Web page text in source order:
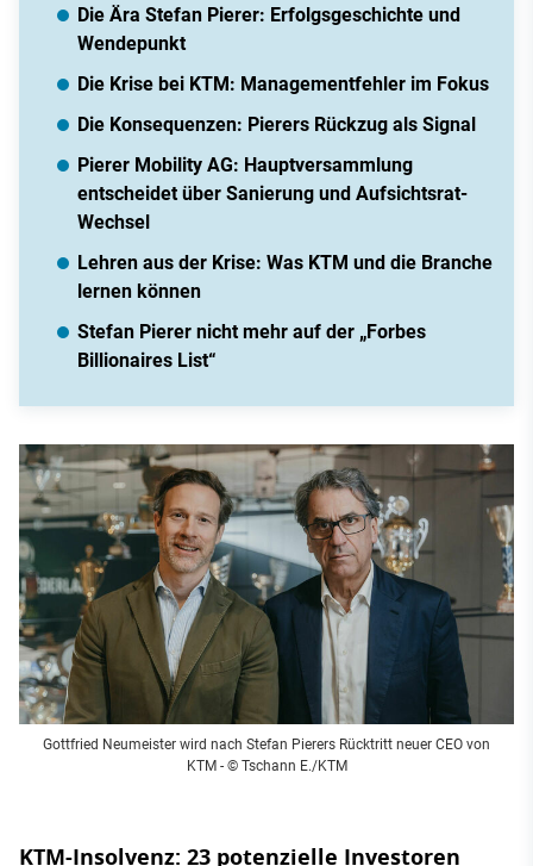
Die Ära Stefan Pierer: Erfolgsgeschichte und
Wendepunkt
Die Krise bei KTM: Managementfehler im Fokus
Die Konsequenzen: Pierers Rückzug als Signal
Pierer Mobility AG: Hauptversammlung
entscheidet über Sanierung und Aufsichtsrat-
Wechsel
Lehren aus der Krise: Was KTM und die Branche
lernen können
Stefan Pierer nicht mehr auf der „Forbes
Billionaires List“
Gottfried Neumeister wird nach Stefan Pierers Rücktritt neuer CEO von
KTM- © Tschann E./KTM
KTM-Insolvenz: 23 potenzielle Investoren